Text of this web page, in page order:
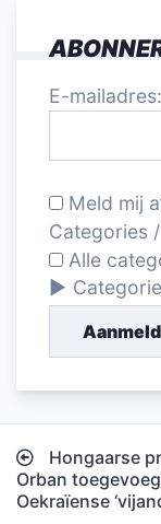
E-mailadres:
Meld mij
Categories
Alle
Bericht
navigatie
Hongaarse
Orban
Oekraïense